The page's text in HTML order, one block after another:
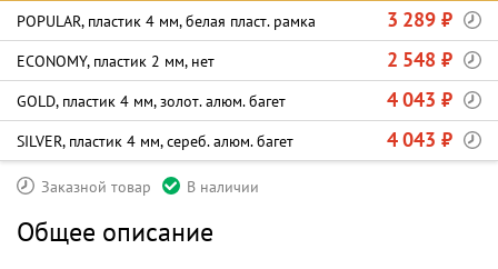
POPULAR, пластик 4 мм, белая пласт. рамка 3 289 ₽
ECONOMY, пластик 2 мм, нет 2 548 ₽
GOLD, пластик 4 мм, золот. алюм. багет 4 043 ₽
SILVER, пластик 4 мм, сереб. алюм. багет 4 043 ₽
Заказной товар В наличии
Общее описание